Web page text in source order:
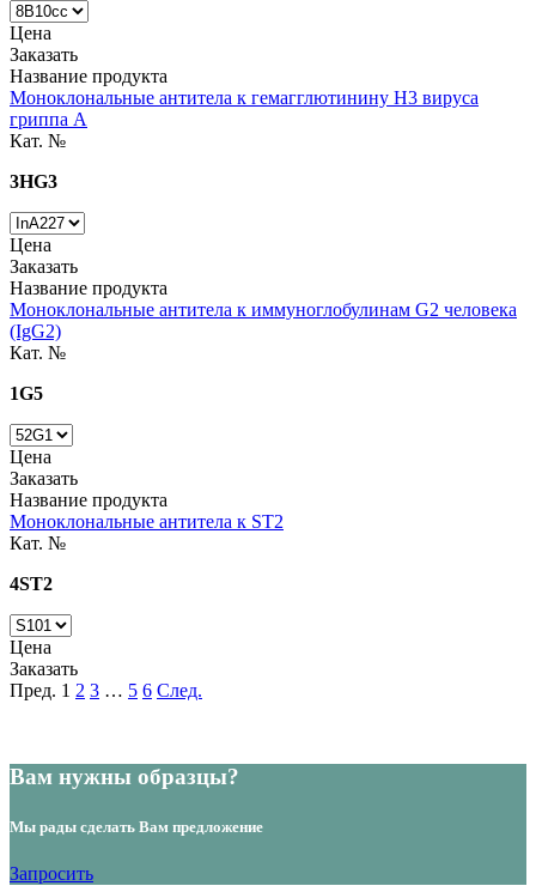
Цена
Заказать
Название продукта
Моноклональные антитела к гемагглютинину H3 вируса
гриппа А
Кат. №
3HG3
Цена
Заказать
Название продукта
Моноклональные антитела к иммуноглобулинам G2 человека
(IgG2)
Кат. №
1G5
Цена
Заказать
Название продукта
Моноклональные антитела к ST2
Кат. №
4ST2
Цена
Заказать
Пред. 1 2 3 … 5 6 След.
Вам нужны образцы?
Мы рады сделать Вам предложение
Запросить